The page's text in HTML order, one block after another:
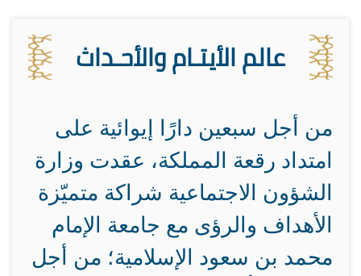
عالم الأيتـام والأحـداث
من أجل سبعين دارًا إيوائية على
امتداد رقعة المملكة، عقدت وزارة
الشؤون الاجتماعية شراكة متميّزة
الأهداف والرؤى مع جامعة الإمام
محمد بن سعود الإسلامية؛ من أجل